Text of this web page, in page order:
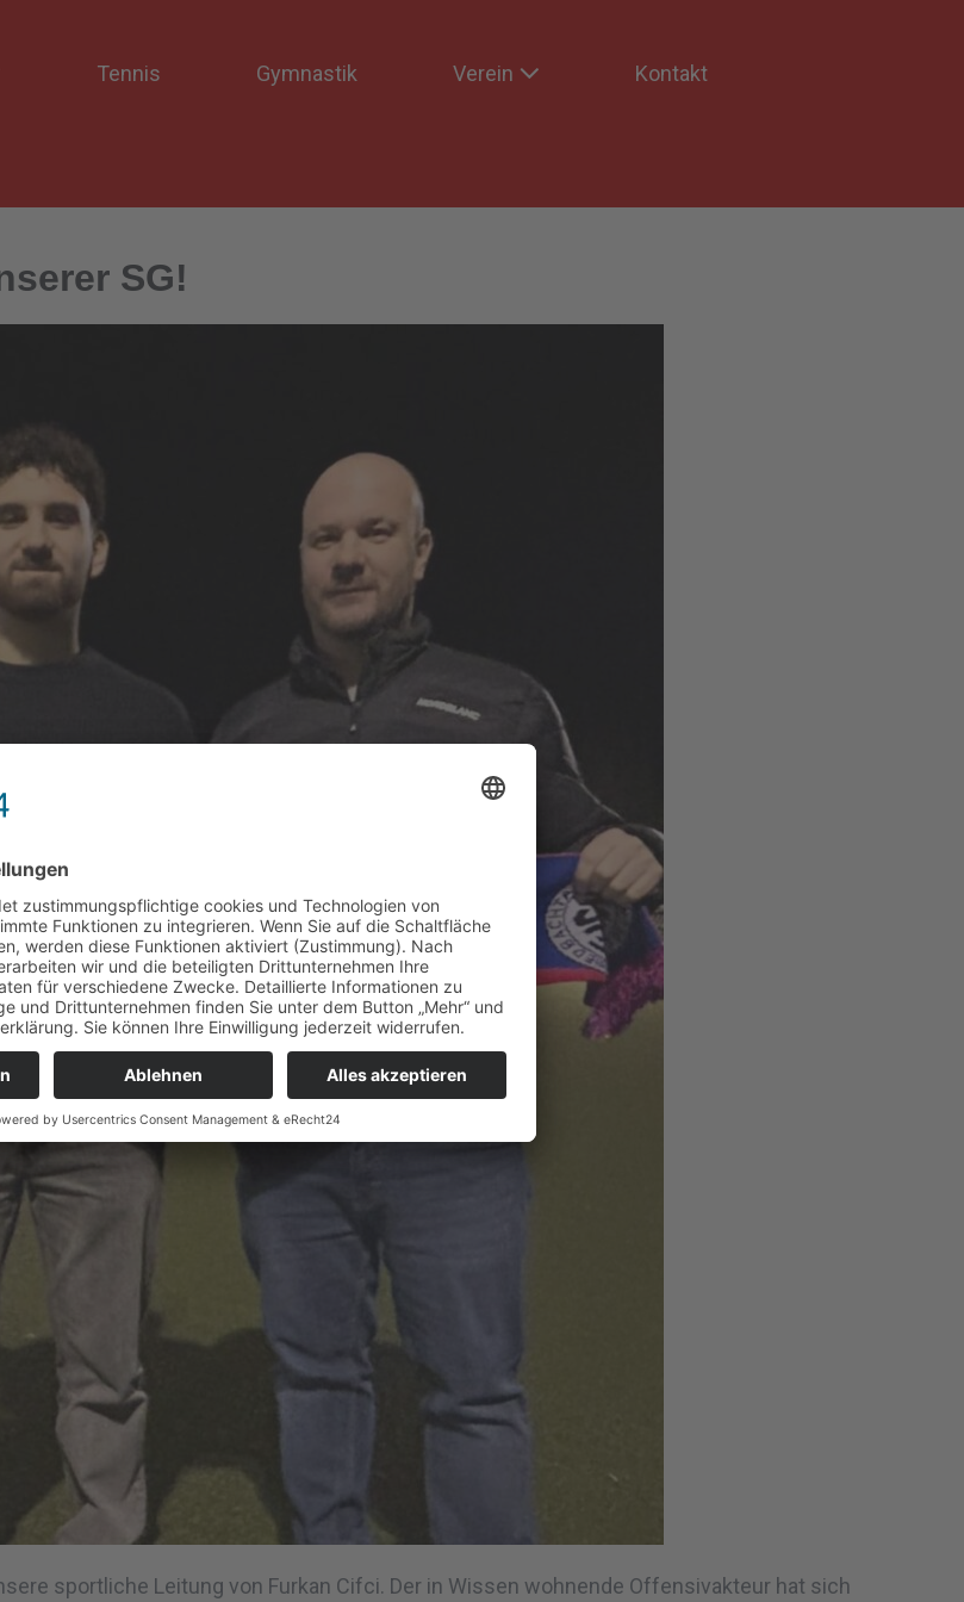
Tennis Gymnastik Verein Kontakt
SG!
sportliche Leitung von Furkan Cifci. Der in Wissen wohnende Offensivakteur hat sich